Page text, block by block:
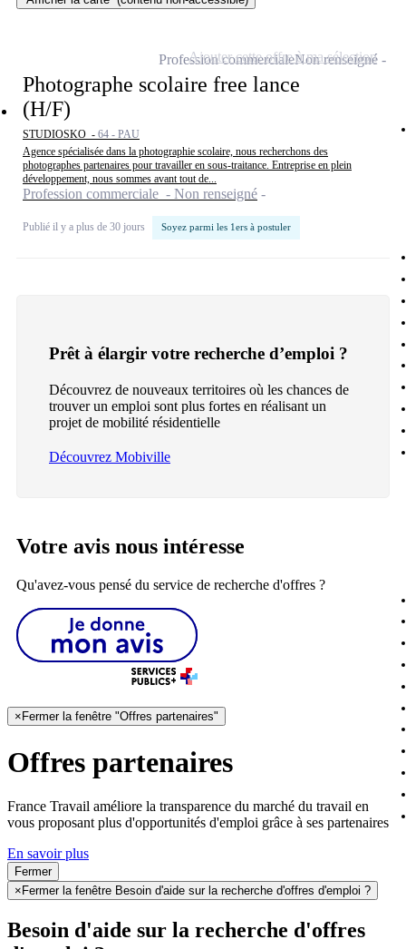
Photographe scolaire free lance
(H/F)
STUDIOSKO - 64 - PAU
Agence spécialisée dans la photographie scolaire, nous recherchons des
photographes partenaires pour travailler en sous-traitance. Entreprise en plein
développement, nous sommes avant tout de...
Profession commerciale - Non renseigné
Publié il y a plus de 30 jours Soyez parmi les 1ers à postuler
Profession commercialeNon renseigné
Ajouter cette offre à ma sélection
Prêt à élargir votre recherche d’emploi ?
Découvrez de nouveaux territoires où les chances de
trouver un emploi sont plus fortes en réalisant un
projet de mobilité résidentielle
Découvrez Mobiville
Votre avis nous intéresse
Qu'avez-vous pensé du service de recherche d'offres ?
× Fermer la fenêtre "Offres partenaires"
Offres partenaires
France Travail améliore la transparence du marché du travail en
vous proposant plus d'opportunités d'emploi grâce à ses partenaires
En savoir plus
Fermer
× Fermer la fenêtre Besoin d'aide sur la recherche d'offres d'emploi ?
Besoin d'aide sur la recherche d'offres